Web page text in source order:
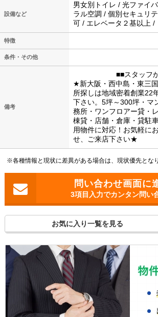
設備など
男女別トイレ / 光ファイ
ラル空調 / 個別セキュリ
可 / エレベータ２基以上 /
特徴
条件・その他
備考
■■スタッフから
★新大阪・西中島・東三
所探しは地域密着創業22
下さい。5坪～300坪・マ
務所・ワンフロアー貸・
棟貸・店舗・倉庫・貸駐
用物件に対応！お気軽に
せ、ご来店下さい★
※各種情報と現状に差異がある場合は、現状優先とな
3項目入力でカンタン問い
お気に入り一覧を見る